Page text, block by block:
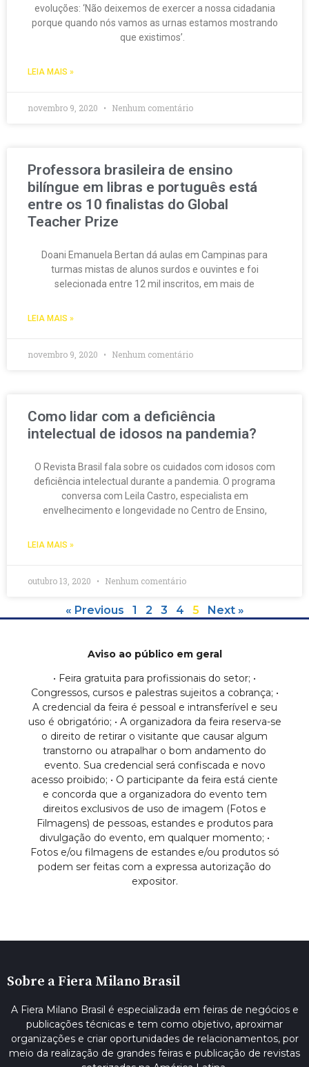
evoluções: ‘Não deixemos de exercer a nossa cidadania
porque quando nós vamos as urnas estamos mostrando
que existimos’.
LEIA MAIS »
novembro 9, 2020 Nenhum comentário
Professora brasileira de ensino
bilíngue em libras e português está
entre os 10 finalistas do Global
Teacher Prize
Doani Emanuela Bertan dá aulas em Campinas para
turmas mistas de alunos surdos e ouvintes e foi
selecionada entre 12 mil inscritos, em mais de
LEIA MAIS »
novembro 9, 2020 Nenhum comentário
Como lidar com a deficiência
intelectual de idosos na pandemia?
O Revista Brasil fala sobre os cuidados com idosos com
deficiência intelectual durante a pandemia. O programa
conversa com Leila Castro, especialista em
envelhecimento e longevidade no Centro de Ensino,
LEIA MAIS »
outubro 13, 2020 Nenhum comentário
« Previous 1 2 3 4 5 Next »
Aviso ao público em geral
• Feira gratuita para profissionais do setor; •
Congressos, cursos e palestras sujeitos a cobrança; •
A credencial da feira é pessoal e intransferível e seu
uso é obrigatório; • A organizadora da feira reserva-se
o direito de retirar o visitante que causar algum
transtorno ou atrapalhar o bom andamento do
evento. Sua credencial será confiscada e novo
acesso proibido; • O participante da feira está ciente
e concorda que a organizadora do evento tem
direitos exclusivos de uso de imagem (Fotos e
Filmagens) de pessoas, estandes e produtos para
divulgação do evento, em qualquer momento; •
Fotos e/ou filmagens de estandes e/ou produtos só
podem ser feitas com a expressa autorização do
expositor.
Sobre a Fiera Milano Brasil
A Fiera Milano Brasil é especializada em feiras de negócios e
publicações técnicas e tem como objetivo, aproximar
organizações e criar oportunidades de relacionamentos, por
meio da realização de grandes feiras e publicação de revistas